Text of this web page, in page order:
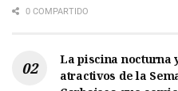
0 COMPARTIDO
La piscina nocturna
atractivos de la